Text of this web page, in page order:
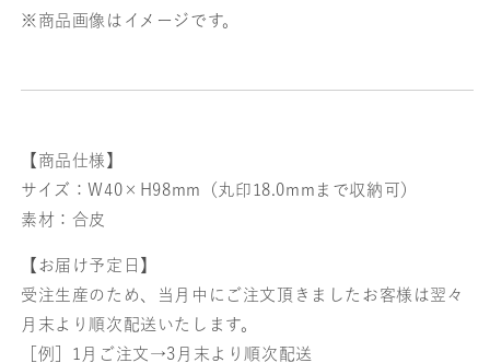
印
ス
_
一
年
ろ
印
ス
年
※商品画像はイメージです。
【商品仕様】
サイズ：W40×H98mm（丸印18.0mmまで収納可）
素材：合皮
【お届け予定日】
受注生産のため、当月中にご注文頂きましたお客様は翌々
月末より順次配送いたします。
［例］1月ご注文→3月末より順次配送